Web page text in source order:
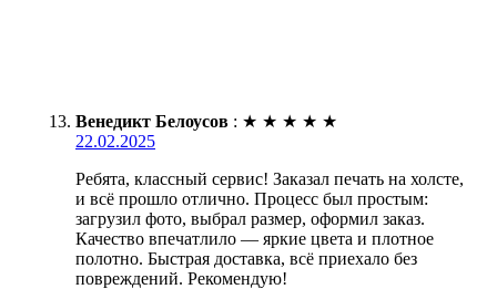
Венедикт Белоусов : ★ ★ ★ ★ ★
22.02.2025
Ребята, классный сервис! Заказал печать на холсте,
и всё прошло отлично. Процесс был простым:
загрузил фото, выбрал размер, оформил заказ.
Качество впечатлило — яркие цвета и плотное
полотно. Быстрая доставка, всё приехало без
повреждений. Рекомендую!